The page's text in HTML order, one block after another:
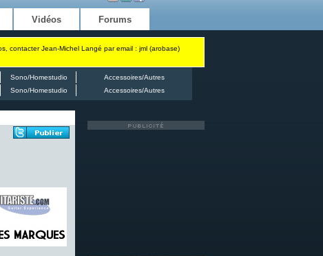
Vidéos Forums
contacter Jean-Michel Langé par email : jml (arobase)
Sono/Homestudio
Accessoires/Autres
Sono/Homestudio Accessoires/Autres